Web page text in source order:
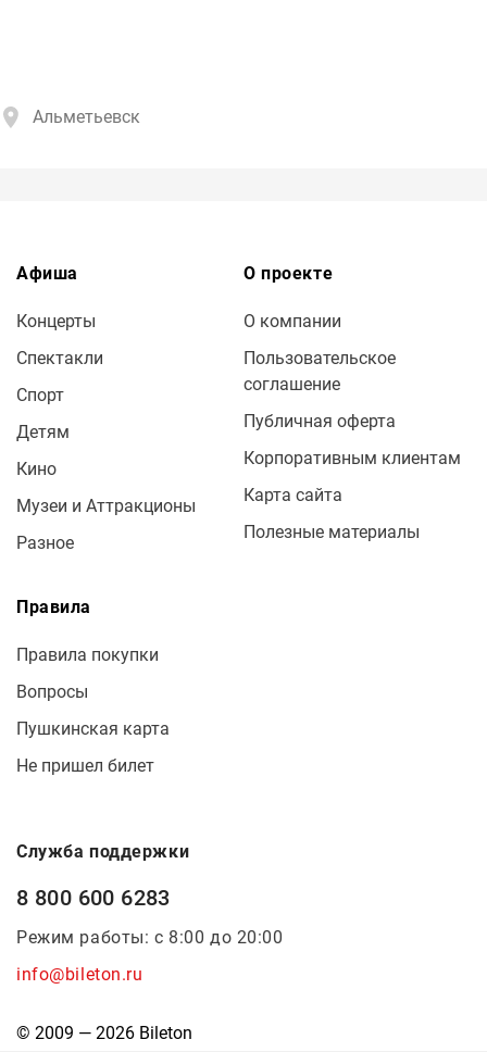
Альметьевск
Афиша
Концерты
Спектакли
Спорт
Детям
Кино
Музеи и Аттракционы
Разное
О проекте
О компании
Пользовательское
соглашение
Публичная оферта
Корпоративным клиентам
Карта сайта
Полезные материалы
Правила
Правила покупки
Вопросы
Пушкинская карта
Не пришел билет
Служба поддержки
8 800 600 6283
Режим работы: с 8:00 до 20:00
info@bileton.ru
© 2009 — 2026 Bileton